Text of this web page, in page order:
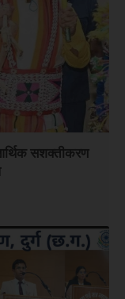
सशक्तीकरण